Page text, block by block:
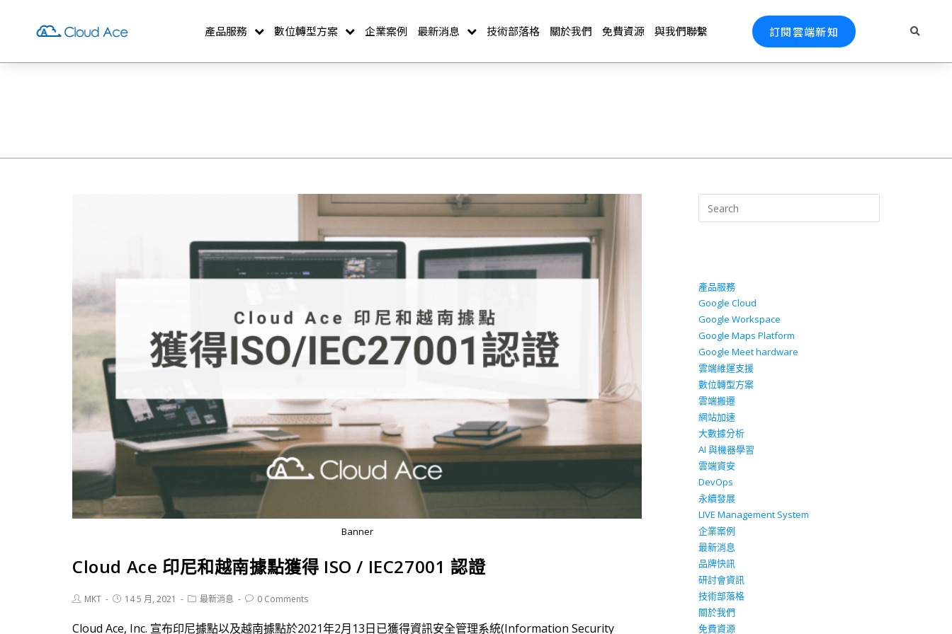
產品服務 數位轉型方案 企業案例 最新消息 技術部落格 關於我們 免費資源 與我們聯繫 訂閱雲端新知
Banner
Cloud Ace 印尼和越南據點獲得 ISO / IEC27001 認證
MKT 14 5 月, 2021 最新消息 0 Comments
Cloud Ace, Inc. 宣布印尼據點以及越南據點於2021年2月13日已獲得資訊安全管理系統(Information Security
產品服務
Google Cloud
Google Workspace
Google Maps Platform
Google Meet hardware
雲端維運支援
數位轉型方案
雲端搬遷
網站加速
大數據分析
AI 與機器學習
雲端資安
DevOps
永續發展
LIVE Management System
企業案例
最新消息
品牌快訊
研討會資訊
技術部落格
關於我們
免費資源